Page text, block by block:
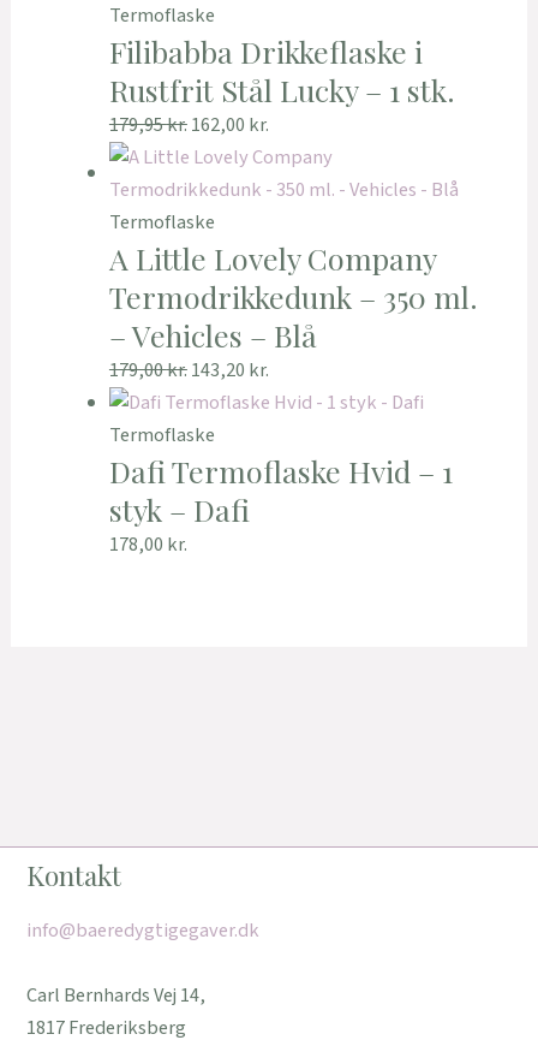
Termoflaske
Filibabba Drikkeflaske i
Rustfrit Stål Lucky – 1 stk.
179,95kr.162,00 kr.
Termoflaske
A Little Lovely Company
Termodrikkedunk – 350 ml.
– Vehicles – Blå
179,00kr.143,20 kr.
Termoflaske
Dafi Termoflaske Hvid – 1
styk – Dafi
178,00 kr.
Kontakt
info@baeredygtigegaver.dk
Carl Bernhards Vej 14,
1817 Frederiksberg